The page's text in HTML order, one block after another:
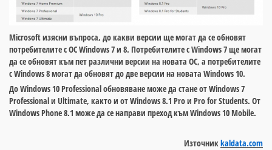
Microsoft изясни въпроса, до какви версии ще могат да се обновят
потребителите с ОС Windows 7 и 8. Потребителите с Windows 7 ще могат
да се обновят към пет различни версии на новата ОС, а потребителите
с Windows 8 могат да обновят до две версии на новата Windows 10.
До Windows 10 Professional обновяване може да стане от Windows 7
Professional и Ultimate, както и от Windows 8.1 Pro и Pro for Students. От
Windows Phone 8.1 може да се направи преход към Windows 10 Mobile.
Източникkaldata.com